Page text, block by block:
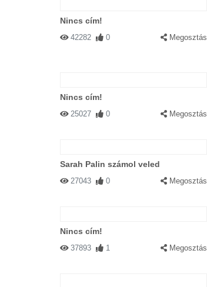
Nincs cím!
42282 0 Megosztás
Nincs cím!
25027 0 Megosztás
Sarah Palin számol veled
27043 0 Megosztás
Nincs cím!
37893 1 Megosztás